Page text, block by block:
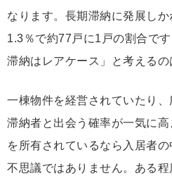
なります。長期滞納に発展しか
1.3％で約77戸に1戸の割合で
滞納はレアケース」と考えるの
一棟物件を経営されていたり
滞納者と出会う確率が一気に
を所有されているなら入居者
不思議ではありません。ある